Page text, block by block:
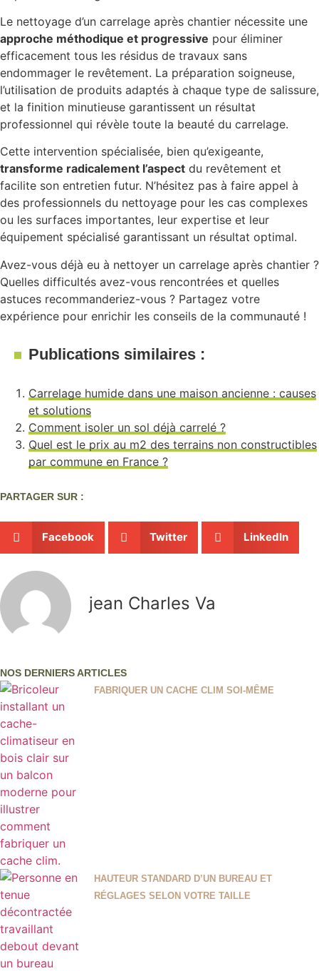
Le nettoyage d’un carrelage après chantier nécessite une
approche méthodique et progressive pour éliminer
efficacement tous les résidus de travaux sans
endommager le revêtement. La préparation soigneuse,
l’utilisation de produits adaptés à chaque type de salissure,
et la finition minutieuse garantissent un résultat
professionnel qui révèle toute la beauté du carrelage.
Cette intervention spécialisée, bien qu’exigeante,
transforme radicalement l’aspect du revêtement et
facilite son entretien futur. N’hésitez pas à faire appel à
des professionnels du nettoyage pour les cas complexes
ou les surfaces importantes, leur expertise et leur
équipement spécialisé garantissant un résultat optimal.
Avez-vous déjà eu à nettoyer un carrelage après chantier ?
Quelles difficultés avez-vous rencontrées et quelles
astuces recommanderiez-vous ? Partagez votre
expérience pour enrichir les conseils de la communauté !
Publications similaires :
Carrelage humide dans une maison ancienne : causes
et solutions
Comment isoler un sol déjà carrelé ?
Quel est le prix au m2 des terrains non constructibles
par commune en France ?
PARTAGER SUR :
Facebook Twitter LinkedIn
jean Charles Va
NOS DERNIERS ARTICLES
FABRIQUER UN CACHE CLIM SOI-MÊME
HAUTEUR STANDARD D’UN BUREAU ET
RÉGLAGES SELON VOTRE TAILLE